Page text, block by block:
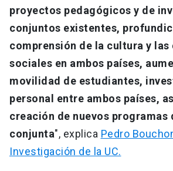
proyectos pedagógicos y de
conjuntos existentes,
comprensión de la cultura y
sociales en ambos países,
movilidad de estudiantes,
personal entre ambos países,
creación de nuevos
conjunta", explica Pedro
Investigación de la UC.